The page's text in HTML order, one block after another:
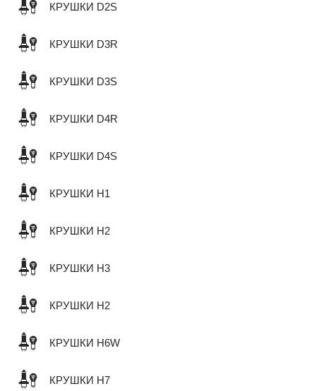
КРУШКИ D2S
КРУШКИ D3R
КРУШКИ D3S
КРУШКИ D4R
КРУШКИ D4S
КРУШКИ H1
КРУШКИ H2
КРУШКИ H3
КРУШКИ H2
КРУШКИ H6W
КРУШКИ H7